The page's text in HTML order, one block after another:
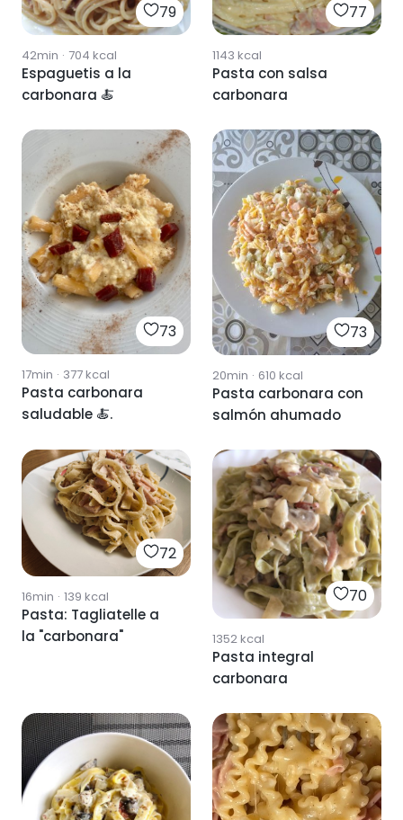
79
42min · 704 kcal
Espaguetis a la
carbonara 🍝
77
1143 kcal
Pasta con salsa
carbonara
73
17min · 377kcal
Pasta carbonara
saludable 🍝.
73
20min · 610 kcal
Pasta carbonara con
salmón ahumado
72
16min · 139 kcal
Pasta: Tagliatelle a
la "carbonara"
70
1352kcal
Pasta integral
carbonara